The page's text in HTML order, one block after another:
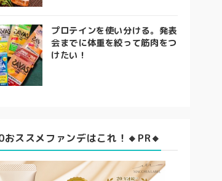
プロテインを使い分ける。発表
会までに体重を絞って筋肉をつ
けたい！
おススメファンデはこれ！🔸PR🔸